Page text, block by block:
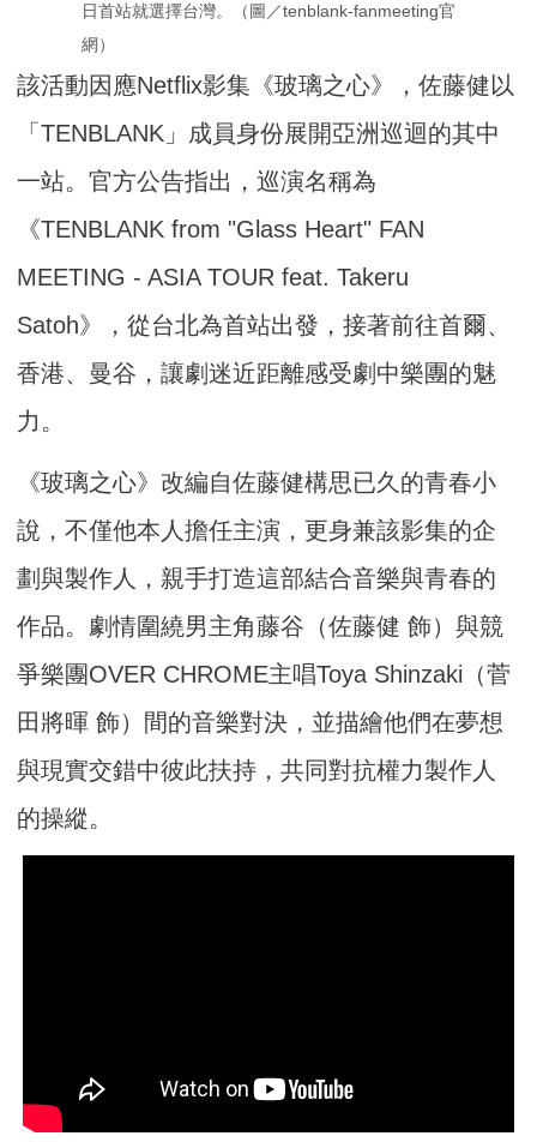
日首站就選擇台灣。（圖／tenblank-fanmeeting官
網）
該活動因應Netflix影集《玻璃之心》，佐藤健以
「TENBLANK」成員身份展開亞洲巡迴的其中
一站。官方公告指出，巡演名稱為
《TENBLANK from "Glass Heart" FAN
MEETING - ASIA TOUR feat. Takeru
Satoh》，從台北為首站出發，接著前往首爾、
香港、曼谷，讓劇迷近距離感受劇中樂團的魅
力。
《玻璃之心》改編自佐藤健構思已久的青春小
說，不僅他本人擔任主演，更身兼該影集的企
劃與製作人，親手打造這部結合音樂與青春的
作品。劇情圍繞男主角藤谷（佐藤健 飾）與競
爭樂團OVER CHROME主唱Toya Shinzaki（菅
田將暉 飾）間的音樂對決，並描繪他們在夢想
與現實交錯中彼此扶持，共同對抗權力製作人
的操縱。